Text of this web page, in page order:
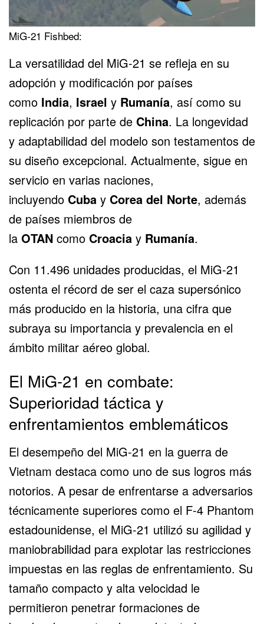
MiG-21 Fishbed:
La versatilidad del MiG-21 se refleja en su
adopción y modificación por países
como India, Israel y Rumanía, así como su
replicación por parte de China. La longevidad
y adaptabilidad del modelo son testamentos de
su diseño excepcional. Actualmente, sigue en
servicio en varias naciones,
incluyendo Cuba y Corea del Norte, además
de países miembros de
la OTAN como Croacia y Rumanía.
Con 11.496 unidades producidas, el MiG-21
ostenta el récord de ser el caza supersónico
más producido en la historia, una cifra que
subraya su importancia y prevalencia en el
ámbito militar aéreo global.
El MiG-21 en combate:
Superioridad táctica y
enfrentamientos emblemáticos
El desempeño del MiG-21 en la guerra de
Vietnam destaca como uno de sus logros más
notorios. A pesar de enfrentarse a adversarios
técnicamente superiores como el F-4 Phantom
estadounidense, el MiG-21 utilizó su agilidad y
maniobrabilidad para explotar las restricciones
impuestas en las reglas de enfrentamiento. Su
tamaño compacto y alta velocidad le
permitieron penetrar formaciones de